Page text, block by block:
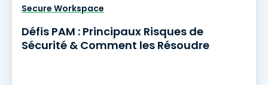
Secure Workspace
Défis PAM : Principaux Risques de
Sécurité & Comment les Résoudre